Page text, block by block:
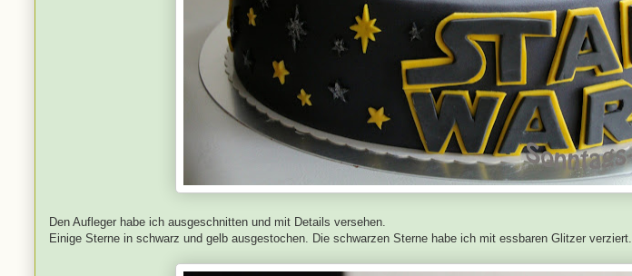
Den Aufleger habe ich ausgeschnitten und mit Details versehen.
Einige Sterne in schwarz und gelb ausgestochen. Die schwarzen Sterne habe ich mit essbaren Glitzer verziert.